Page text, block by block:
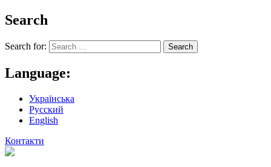
Search
Search for:
Language:
Українська
Русский
English
Контакти